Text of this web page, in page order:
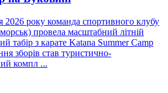
2026 року команда спортивного клубу
провела масштабний літній
табір з карате Katana Summer Camp
зборів став туристично-
компл ...